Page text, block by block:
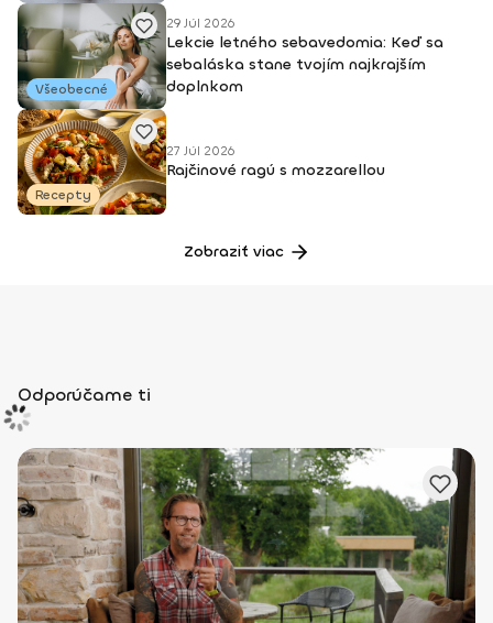
Všeobecné
29 Júl 2026
Lekcie letného sebavedomia: Keď sa
sebaláska stane tvojím najkrajším
doplnkom
Recepty
27 Júl 2026
Rajčinové ragú s mozzarellou
Zobraziť viac
Odporúčame ti